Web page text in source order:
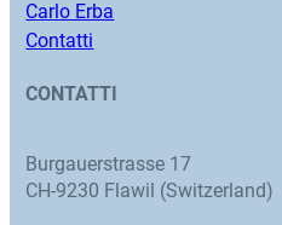
Carlo Erba
Contatti
CONTATTI
Burgauerstrasse 17
CH-9230 Flawil (Switzerland)